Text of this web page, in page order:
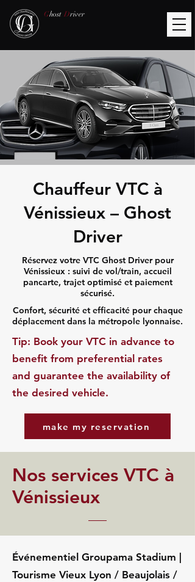
Ghost Driver
Chauffeur VTC à
Vénissieux – Ghost
Driver
Réservez votre VTC Ghost Driver pour
Vénissieux : suivi de vol/train, accueil
pancarte, trajet optimisé et paiement
sécurisé.
Confort, sécurité et efficacité pour chaque
déplacement dans la métropole lyonnaise.
​Tip: Book your VTC in advance to
benefit from preferential rates
and guarantee the availability of
the desired vehicle.
make my reservation
Nos services VTC à
Vénissieux
Événementiel Groupama Stadium |
Tourisme Vieux Lyon / Beaujolais /